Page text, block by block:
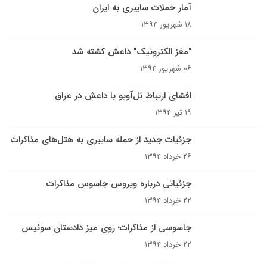
آمار حملات سایبری به ایران
۱۸ شهریور ۱۳۹۴
"مغز الکترونیک" داعش کشته شد
۰۶ شهریور ۱۳۹۴
افشای ارتباط تل‌آویو با داعش در عراق
۱۹ تیر ۱۳۹۴
جزئیات جدید از حمله سایبری به هتل‌های مذاکرات
۲۶ خرداد ۱۳۹۴
جزئیاتی درباره ویروس جاسوس مذاکرات
۲۲ خرداد ۱۳۹۴
جاسوسی از مذاکرات؛ روی میز دادستان سوئیس
۲۲ خرداد ۱۳۹۴